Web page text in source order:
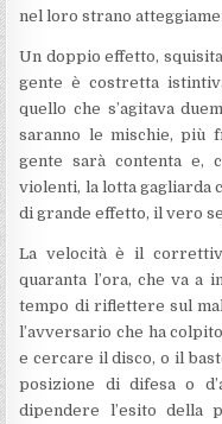
nel loro strano
Un doppio effetto,
gente è costretta
quello che s’agitava
saranno le mischie, più
gente sarà contenta e,
violenti, la lotta gagliarda
di grande effetto, il vero
La velocità è il
quaranta l’ora, che va a
tempo di riflettere sul
l’avversario che ha
e cercare il disco, o il
posizione di difesa o
dipendere l’esito